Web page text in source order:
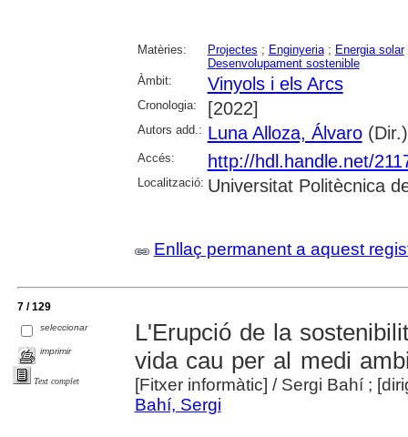
Matèries: Projectes ; Enginyeria; Energia solar
Desenvolupament sostenible
Àmbit:
Vinyols i els Arcs
Cronologia: [2022]
Autors add.: Luna Alloza, Álvaro(Dir.)
Accés: http://hdl.handle.net/
Localització: Universitat Politècnica
Enllaç permanent a aquest
7 / 129
seleccionar
imprimir
Text complet
L'Erupció de la
vida cau per al medi
[Fitxer informàtic] / Sergi Bahí ;
Bahí, Sergi